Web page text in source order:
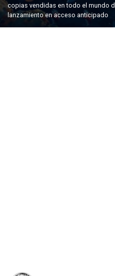
copias vendidas en todo el mundo
lanzamiento en acceso anticipado